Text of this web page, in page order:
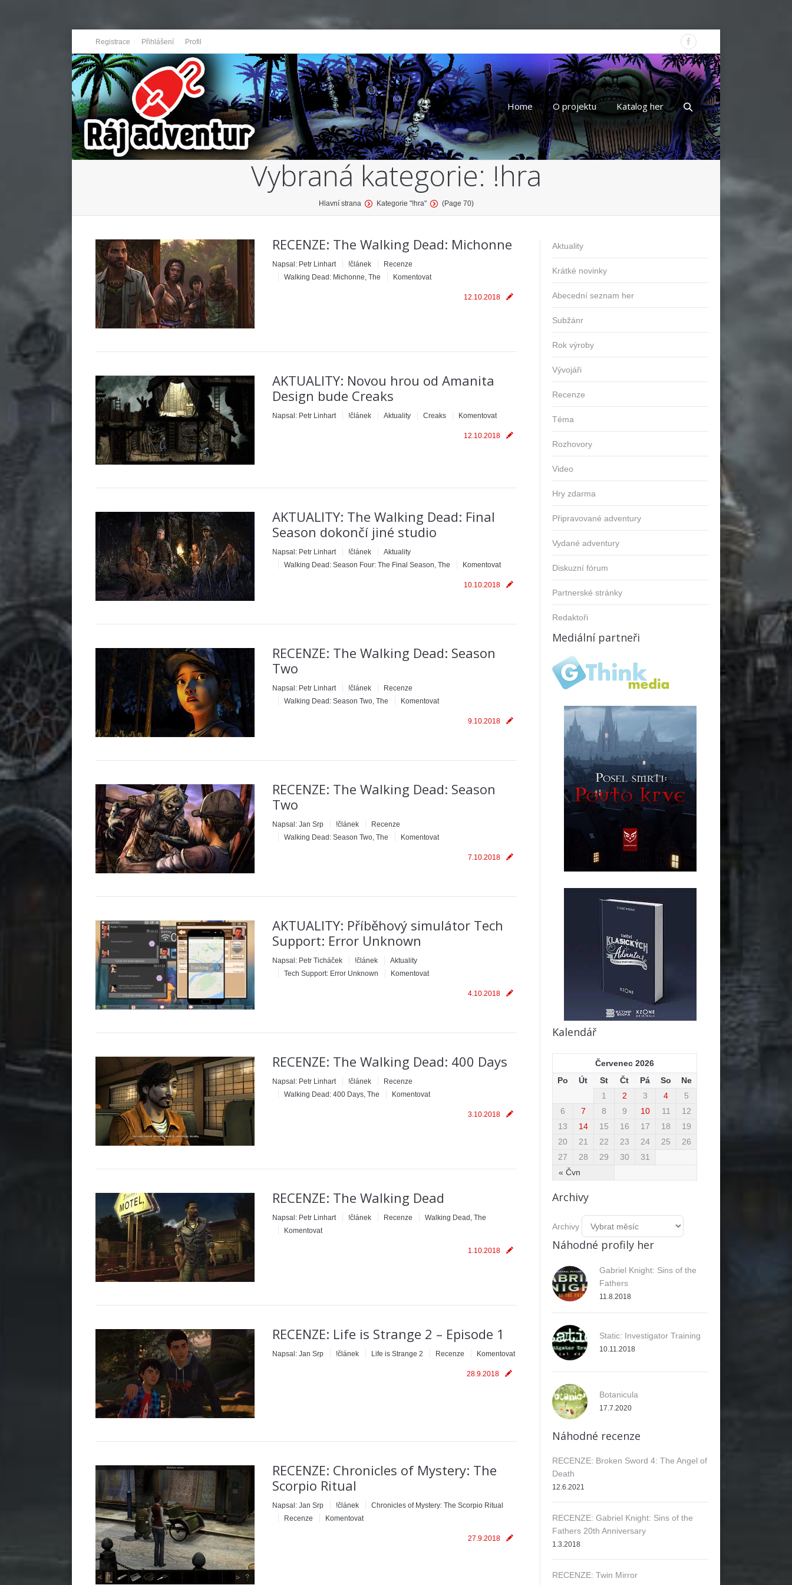
Registrace Přihlášení Profil
Home O projektu Katalog her
Vybraná kategorie: !hra
Hlavní strana Kategorie "!hra" (Page 70)
RECENZE: The Walking Dead: Michonne
Napsal: Petr Linhart !článek
Recenze
Walking Dead: Michonne, The
Komentovat
12.10.2018
AKTUALITY: Novou hrou od Amanita
Design bude Creaks
Napsal: Petr Linhart !článek Aktuality Creaks Komentovat
12.10.2018
AKTUALITY: The Walking Dead: Final
Season dokončí jiné studio
Napsal: Petr Linhart !článek
Aktuality
Walking Dead: Season Four: The Final Season, The
Komentovat
10.10.2018
RECENZE: The Walking Dead: Season
Two
Napsal: Petr Linhart !článek
Recenze
Walking Dead: Season Two, The
Komentovat
9.10.2018
RECENZE: The Walking Dead: Season
Two
Napsal: Jan Srp !článek
Recenze
Walking Dead: Season Two, The
Komentovat
7.10.2018
AKTUALITY: Příběhový simulátor Tech
Support: Error Unknown
Napsal: Petr Ticháček !článek
Aktuality
Tech Support: Error Unknown
Komentovat
4.10.2018
RECENZE: The Walking Dead: 400 Days
Napsal: Petr Linhart !článek
Recenze
Walking Dead: 400 Days, The
Komentovat
3.10.2018
RECENZE: The Walking Dead
Napsal: Petr Linhart !článek Recenze
Walking Dead, The
Komentovat
1.10.2018
RECENZE: Life is Strange 2 – Episode 1
Napsal: Jan Srp !článek Life is Strange 2 Recenze Komentovat
28.9.2018
RECENZE: Chronicles of Mystery: The
Scorpio Ritual
Napsal: Jan Srp !článek
Chronicles of Mystery: The Scorpio Ritual
Recenze
Komentovat
27.9.2018
Aktuality
Krátké novinky
Abecední seznam her
Subžánr
Rok výroby
Vývojáři
Recenze
Téma
Rozhovory
Video
Hry zdarma
Připravované adventury
Vydané adventury
Diskuzní fórum
Partnerské stránky
Redaktoři
Mediální partneři
Kalendář
Červenec 2026
Po
Út St Čt Pá So Ne
« Čvn
1 2 3 4
5
6
7 8 9 10 11
12
13
14 15 16 17 18
19
20
21 22 23 24 25
26
27
28 29 30 31
Archivy
Archivy
Náhodné profily her
Gabriel Knight: Sins of the
Fathers
11.8.2018
Static: Investigator Training
10.11.2018
Botanicula
17.7.2020
Náhodné recenze
RECENZE: Broken Sword 4: The Angel of
Death
12.6.2021
RECENZE: Gabriel Knight: Sins of the
Fathers 20th Anniversary
1.3.2018
RECENZE: Twin Mirror